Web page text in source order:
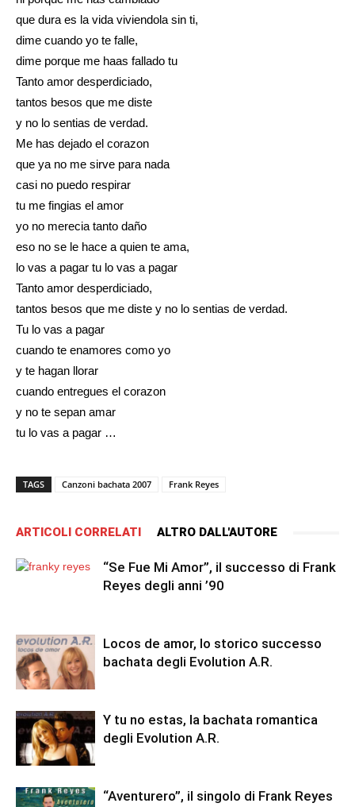
que dura es la vida viviendola sin ti,
dime cuando yo te falle,
dime porque me haas fallado tu
Tanto amor desperdiciado,
tantos besos que me diste
y no lo sentias de verdad.
Me has dejado el corazon
que ya no me sirve para nada
casi no puedo respirar
tu me fingias el amor
yo no merecia tanto daño
eso no se le hace a quien te ama,
lo vas a pagar tu lo vas a pagar
Tanto amor desperdiciado,
tantos besos que me diste y no lo sentias de verdad.
Tu lo vas a pagar
cuando te enamores como yo
y te hagan llorar
cuando entregues el corazon
y no te sepan amar
tu lo vas a pagar …
TAGS Canzoni bachata 2007 Frank Reyes
ARTICOLI CORRELATI ALTRO DALL'AUTORE
“Se Fue Mi Amor”, il successo di Frank
Reyes degli anni ’90
Locos de amor, lo storico successo
bachata degli Evolution A.R.
Y tu no estas, la bachata romantica
degli Evolution A.R.
“Aventurero”, il singolo di Frank Reyes